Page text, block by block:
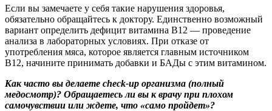
Если вы замечаете у себя такие нарушения здоровья,
обязательно обращайтесь к доктору. Единственно возможный
вариант определить дефицит витамина B12 — проведение
анализа в лабораторных условиях. При отказе от
употребления мяса, которое является главным источником
B12, начините принимать добавки и БАДы с этим витамином.
Как часто вы делаете check-up организма (полный
медосмотр)? Обращаетесь ли вы к врачу при плохом
самочувствии или ждете, что «само пройдет»?